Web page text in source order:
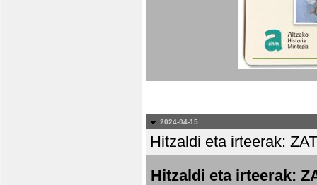
2024-04-15
Hitzaldi eta irteerak:
Hitzaldi eta irteerak: